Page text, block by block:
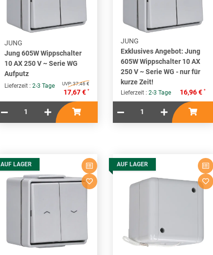
JUNG
Jung 605W Wippschalter
10 AX 250 V ~ Serie WG
Aufputz
Lieferzeit : 2-3 Tage UVP:37,46 €
17,67 € *
JUNG
Exklusives Angebot: Jung
605W Wippschalter 10 AX
250 V ~ Serie WG - nur für
kurze Zeit!
Lieferzeit : 2-3 Tage 16,96 € *
AUF LAGER AUF LAGER